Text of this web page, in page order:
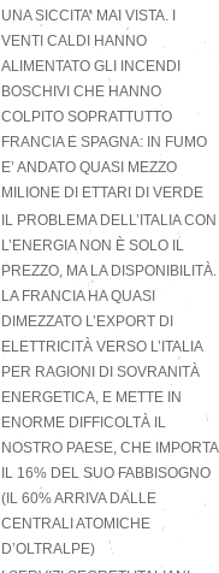
UNA SICCITA’ MAI VISTA. I
VENTI CALDI HANNO
ALIMENTATO GLI INCENDI
BOSCHIVI CHE HANNO
COLPITO SOPRATTUTTO
FRANCIA E SPAGNA: IN FUMO
E’ ANDATO QUASI MEZZO
MILIONE DI ETTARI DI VERDE
IL PROBLEMA DELL’ITALIA CON
L’ENERGIA NON È SOLO IL
PREZZO, MA LA DISPONIBILITÀ.
LA FRANCIA HA QUASI
DIMEZZATO L’EXPORT DI
ELETTRICITÀ VERSO L’ITALIA
PER RAGIONI DI SOVRANITÀ
ENERGETICA, E METTE IN
ENORME DIFFICOLTÀ IL
NOSTRO PAESE, CHE IMPORTA
IL 16% DEL SUO FABBISOGNO
(IL 60% ARRIVA DALLE
CENTRALI ATOMICHE
D’OLTRALPE)